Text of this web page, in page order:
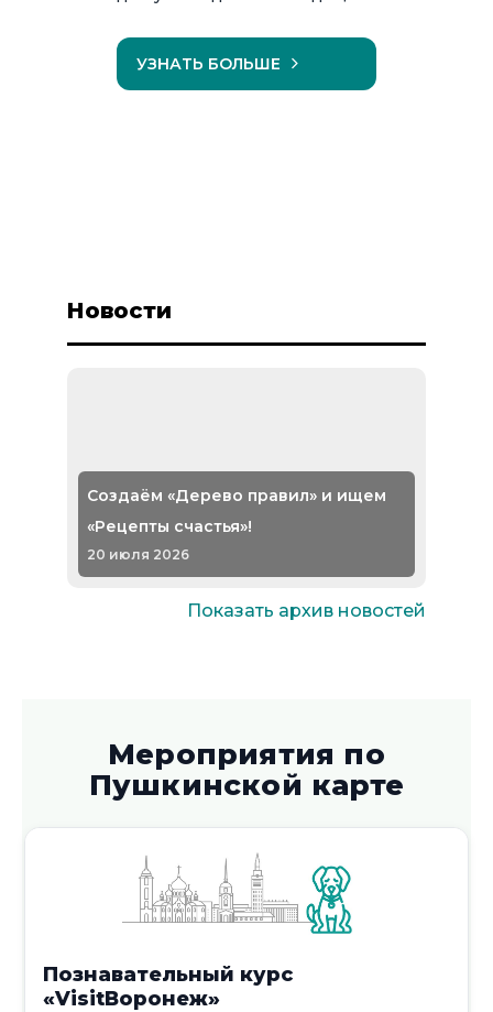
УЗНАТЬ БОЛЬШЕ
Новости
Создаём «Дерево правил» и ищем
«Рецепты счастья»!
20 июля 2026
сказочных земель»
17 июля 2026
Мастерилка «Дружба начинается с
улыбки»
Показать архив новостей
Мероприятия по
Пушкинской карте
Познавательный курс
«VisitВоронеж»